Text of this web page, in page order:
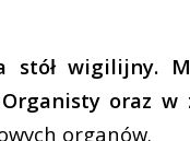
stół wigilijny.
oraz w
organów.